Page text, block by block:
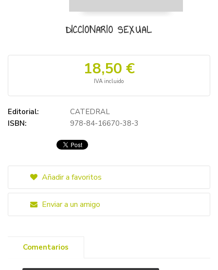
DICCIONARIO SEXUAL
18,50 €
IVA incluido
Editorial:
CATEDRAL
ISBN:
978-84-16670-38-3
Añadir a favoritos
Enviar a un amigo
Comentarios